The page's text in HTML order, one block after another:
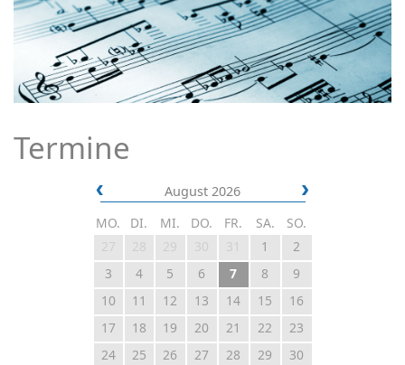
Termine
August 2026
MO.
DI. MI. DO. FR. SA.
SO.
27
29 30 31 1
2
3
4 5 6 7 8
9
10
11 12 13 14 15
16
17
18 19 20 21 22
23
24
25 26 27 28 29
30